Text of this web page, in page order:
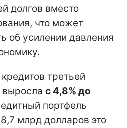
долгов вместо
что может
об усилении давления
третьей
выросла с 4,8% до
портфель
млрд долларов это